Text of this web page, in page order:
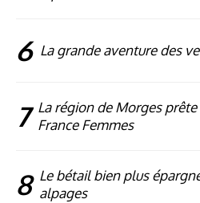
6 La grande aventure des
7 La région de Morges
France Femmes
8 Le bétail bien plus
alpages